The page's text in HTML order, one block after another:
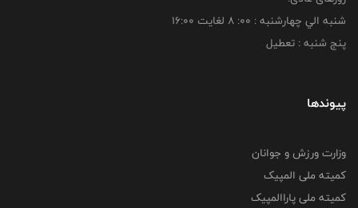
شنبه الي چهارشنبه : 00: 8 لغايت 16:00
پنج شنبه : تعطیل
پیوندها
وزارت ورزش و جوانان
کمیته ملی المپیک
کمیته ملی پاراالمپیک